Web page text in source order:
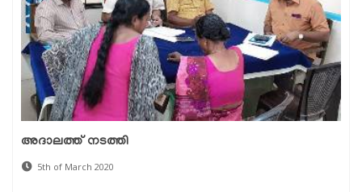
അദാലത്ത് നടത്തി
5th of March 2020